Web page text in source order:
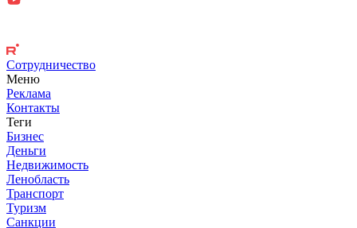
Сотрудничество
Меню
Реклама
Контакты
Теги
Бизнес
Деньги
Недвижимость
Ленобласть
Транспорт
Туризм
Санкции